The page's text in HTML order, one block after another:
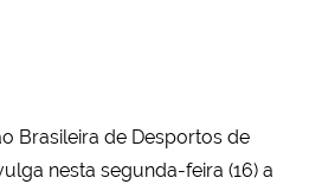
Brasileira de Desportos de
nesta segunda-feira (16) a